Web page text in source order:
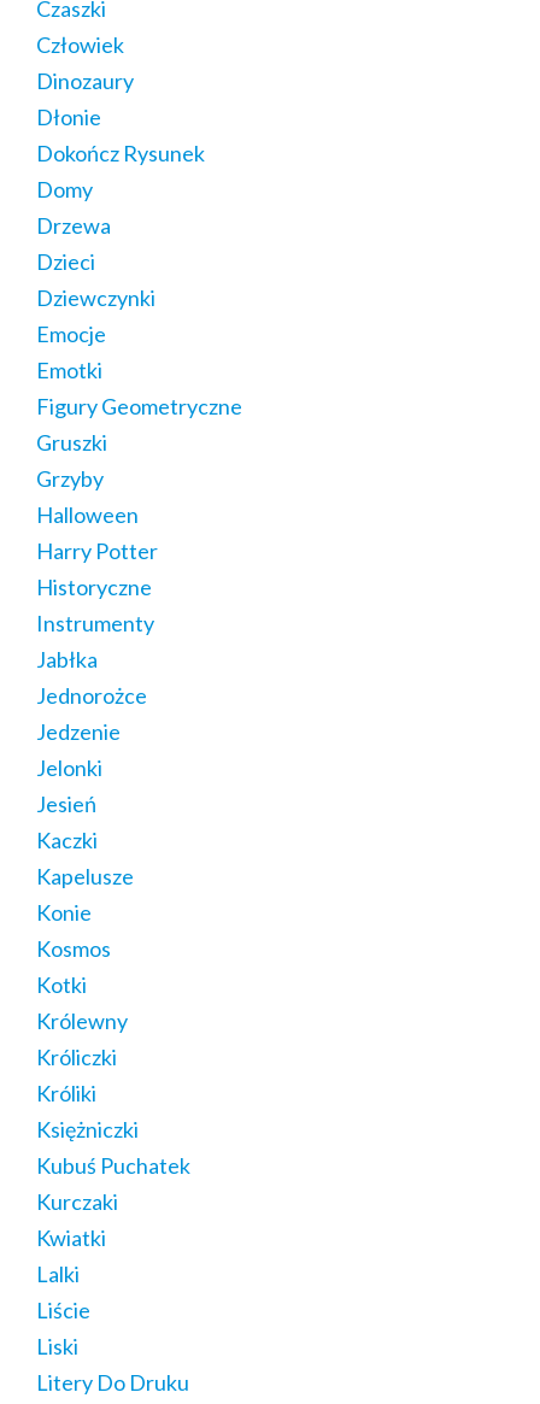
Czaszki
Człowiek
Dinozaury
Dłonie
Dokończ Rysunek
Domy
Drzewa
Dzieci
Dziewczynki
Emocje
Emotki
Figury Geometryczne
Gruszki
Grzyby
Halloween
Harry Potter
Historyczne
Instrumenty
Jabłka
Jednorożce
Jedzenie
Jelonki
Jesień
Kaczki
Kapelusze
Konie
Kosmos
Kotki
Królewny
Króliczki
Króliki
Księżniczki
Kubuś Puchatek
Kurczaki
Kwiatki
Lalki
Liście
Liski
Litery Do Druku